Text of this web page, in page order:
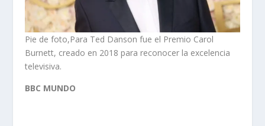
Pie de foto,Para Ted Danson fue el Premio Carol
Burnett, creado en 2018 para reconocer la excelencia
televisiva.
BBC MUNDO